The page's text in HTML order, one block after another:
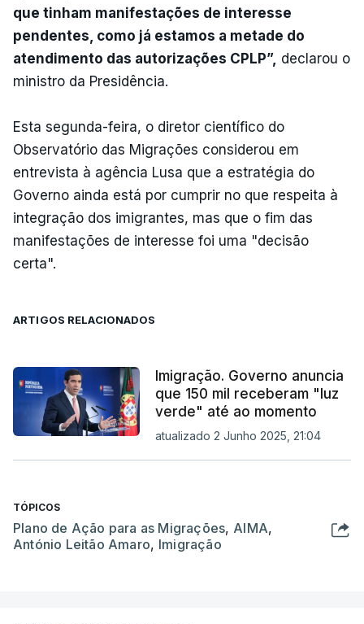
que tinham manifestações de interesse
pendentes, como já estamos a metade do
atendimento das autorizações CPLP”, declarou o
ministro da Presidência.
Esta segunda-feira, o diretor científico do
Observatório das Migrações considerou em
entrevista à agência Lusa que a estratégia do
Governo ainda está por cumprir no que respeita à
integração dos imigrantes, mas que o fim das
manifestações de interesse foi uma "decisão
certa".
ARTIGOS RELACIONADOS
Imigração. Governo anuncia
que 150 mil receberam "luz
verde" até ao momento
atualizado 2 Junho 2025, 21:04
TÓPICOS
Plano de Ação para as Migrações, AIMA,
António Leitão Amaro, Imigração